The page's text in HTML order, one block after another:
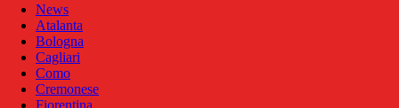
News
Atalanta
Bologna
Cagliari
Como
Cremonese
Fiorentina